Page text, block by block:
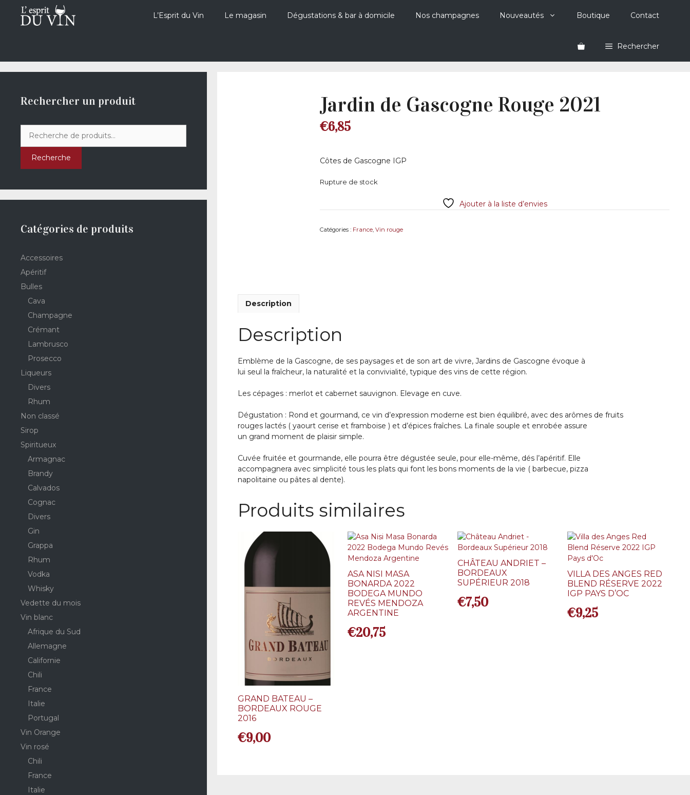
contenu
L’Esprit du Vin Le magasin Dégustations & bar à domicile Nos champagnes Nouveautés Boutique Contact
Rechercher
Jardin de Gascogne Rouge 2021
€6,85
Côtes de Gascogne IGP
Rupture de stock
Ajouter à la liste d’envies
Catégories : France, Vin rouge
Description
Description
Emblème de la Gascogne, de ses paysages et de son art de vivre, Jardins de Gascogne évoque à
lui seul la fraîcheur, la naturalité et la convivialité, typique des vins de cette région.
Les cépages : merlot et cabernet sauvignon. Elevage en cuve.
Dégustation : Rond et gourmand, ce vin d’expression moderne est bien équilibré, avec des arômes de fruits
rouges lactés ( yaourt cerise et framboise ) et d’épices fraîches. La finale souple et enrobée assure
un grand moment de plaisir simple.
Cuvée fruitée et gourmande, elle pourra être dégustée seule, pour elle-même, dés l’apéritif. Elle
accompagnera avec simplicité tous les plats qui font les bons moments de la vie ( barbecue, pizza
napolitaine ou pâtes al dente).
Produits similaires
GRAND BATEAU –
BORDEAUX ROUGE
2016
€9,00
ASA NISI MASA
BONARDA 2022
BODEGA MUNDO
REVÉS MENDOZA
ARGENTINE
€20,75
CHÂTEAU ANDRIET –
BORDEAUX
SUPÉRIEUR 2018
€7,50
VILLA DES ANGES RED
BLEND RÉSERVE 2022
IGP PAYS D’OC
€9,25
Rechercher un produit
pour :
Recherche
Catégories de produits
Accessoires
Apéritif
Bulles
Cava
Champagne
Crémant
Lambrusco
Prosecco
Liqueurs
Divers
Rhum
Non classé
Sirop
Spiritueux
Armagnac
Brandy
Calvados
Cognac
Divers
Gin
Grappa
Rhum
Vodka
Whisky
Vedette du mois
Vin blanc
Afrique du Sud
Allemagne
Californie
Chili
France
Italie
Portugal
Vin Orange
Vin rosé
Chili
France
Italie